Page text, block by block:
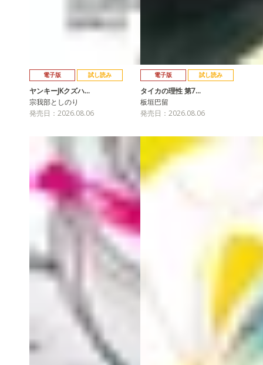
電子版 試し読み
ヤンキーJKクズハ…
宗我部としのり
発売日：2026.08.06
電子版 試し読み
タイカの理性 第7…
板垣巴留
発売日：2026.08.06